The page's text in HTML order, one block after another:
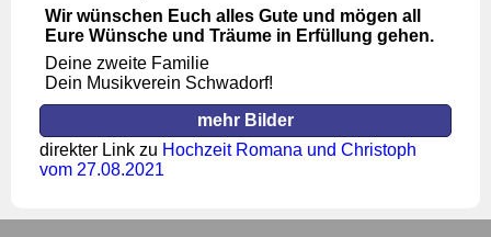
Wir wünschen Euch alles Gute und mögen all
Eure Wünsche und Träume in Erfüllung gehen.
Deine zweite Familie
Dein Musikverein Schwadorf!
mehr Bilder
direkter Link zu Hochzeit Romana und Christoph
vom 27.08.2021